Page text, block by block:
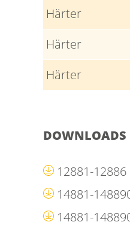
Härter
Härter
Härter
DOWNLOADS
12881-
14881-
14881-